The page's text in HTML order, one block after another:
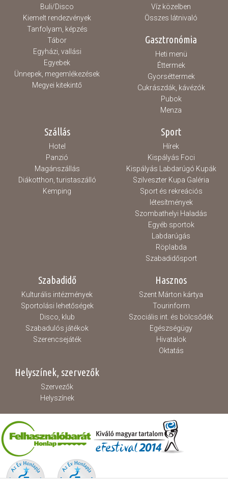
Buli/Disco
Kiemelt rendezvények
Tanfolyam, képzés
Tábor
Egyházi, vallási
Egyebek
Ünnepek, megemlékezések
Megyei kitekintő
Víz közelben
Összes látnivaló
Gasztronómia
Heti menü
Éttermek
Gyorséttermek
Cukrászdák, kávézók
Pubok
Menza
Szállás
Hotel
Panzió
Magánszállás
Diákotthon, turistaszálló
Kemping
Sport
Hírek
Kispályás Foci
Kispályás Labdarúgó Kupák
Szilveszter Kupa Galéria
Sport és rekreációs
létesítmények
Szombathelyi Haladás
Egyéb sportok
Labdarúgás
Röplabda
Szabadidősport
Szabadidő
Kulturális intézmények
Sportolási lehetőségek
Disco, klub
Szabadulós játékok
Szerencsejáték
Hasznos
Szent Márton kártya
Tourinform
Szociális int. és bölcsődék
Egészségügy
Hivatalok
Oktatás
Helyszínek, szervezők
Szervezők
Helyszínek